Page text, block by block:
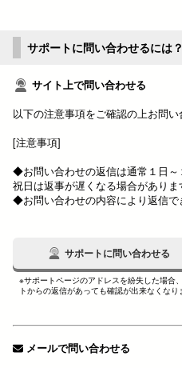
サポートに問い合わせるには？
サイト上で問い合わせる
以下の注意事項をご確認の上お問
[注意事項]
◆お問い合わせの返信は通常１日～
祝日は返事が遅くなる場合がありま
◆お問い合わせの内容により返信で
サポートに問い合わせる
※サポートページのアドレスを紛失した場合
トからの返信があっても確認が出来なくなり
メールで問い合わせる